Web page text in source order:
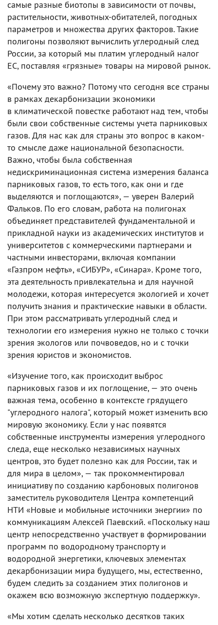
самые разные биотопы в зависимости от почвы,
растительности, животных-обитателей, погодных
параметров и множества других факторов. Такие
полигоны позволяют вычислить углеродный след
России, за который мы платим углеродный налог
ЕС, поставляя «грязные» товары на мировой рынок.
«Почему это важно? Потому что сегодня все страны
в рамках декарбонизации экономики
в климатической повестке работают над тем, чтобы
были свои собственные системы учета парниковых
газов. Для нас как для страны это вопрос в каком-
то смысле даже национальной безопасности.
Важно, чтобы была собственная
недискриминационная система измерения баланса
парниковых газов, то есть того, как они и где
выделяются и поглощаются», — уверен Валерий
Фальков. По его словам, работа на полигонах
объединяет представителей фундаментальной и
прикладной науки из академических институтов и
университетов с коммерческими партнерами и
частными инвесторами, включая компании
«Газпром нефть», «СИБУР», «Синара». Кроме того,
эта деятельность привлекательна и для научной
молодежи, которая интересуется экологией и хочет
получить знания и практические навыки в области.
При этом рассматривать углеродный след и
технологии его измерения нужно не только с точки
зрения экологов или почвоведов, но и с точки
зрения юристов и экономистов.
«Изучение того, как происходит выброс
парниковых газов и их поглощение, — это очень
важная тема, особенно в контексте грядущего
"углеродного налога", который может изменить всю
мировую экономику. Если у нас появятся
собственные инструменты измерения углеродного
следа, еще несколько независимых научных
центров, это будет полезно как для России, так и
для мира в целом», — так прокомментировал
инициативу по созданию карбоновых полигонов
заместитель руководителя Центра компетенций
НТИ «Новые и мобильные источники энергии» по
коммуникациям Алексей Паевский. «Поскольку наш
центр непосредственно участвует в формировании
программ по водородному транспорту и
водородной энергетики, ключевых элементах
декарбонизации мира будущего, мы, естественно,
будем следить за созданием этих полигонов и
окажем всю возможную экспертную поддержку».
«Мы хотим сделать несколько десятков таких